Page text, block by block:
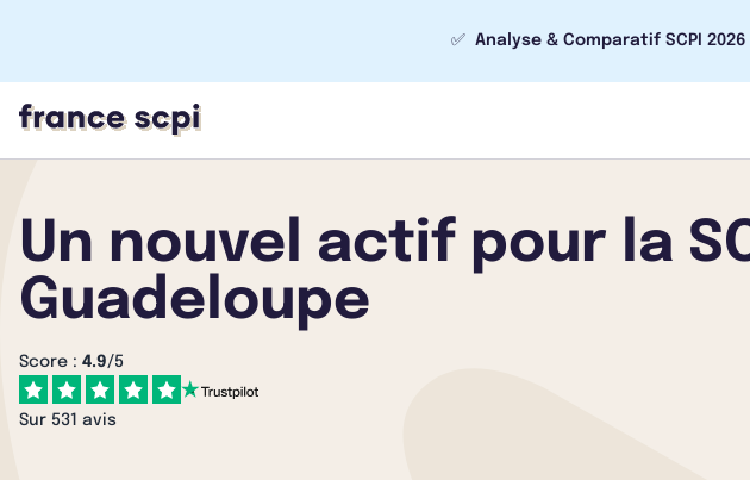
✅ Analyse & Comparatif SCPI 2026
Un nouvel actif pour la
Guadeloupe
Score : 4.9/5
Sur 531 avis